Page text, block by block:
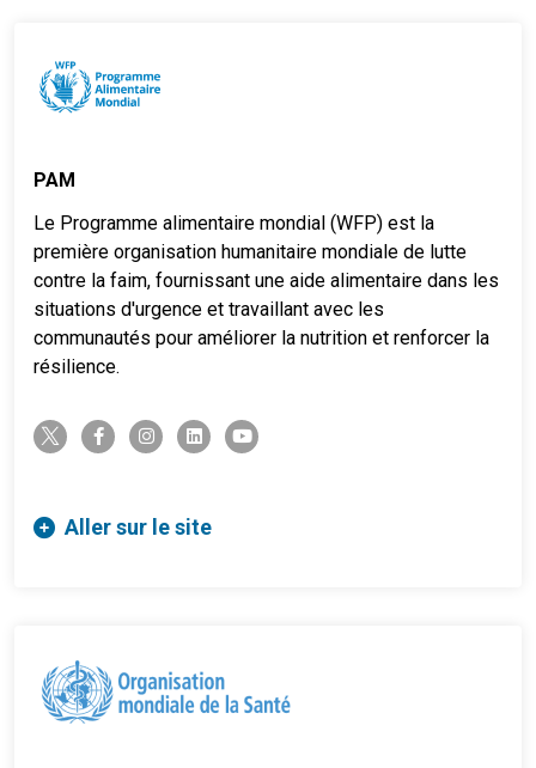
PAM
Le Programme alimentaire mondial (WFP) est la
première organisation humanitaire mondiale de lutte
contre la faim, fournissant une aide alimentaire dans les
situations d'urgence et travaillant avec les
communautés pour améliorer la nutrition et renforcer la
résilience.
twitter-x facebook-finstagramlinkedinyoutube
Aller sur le site